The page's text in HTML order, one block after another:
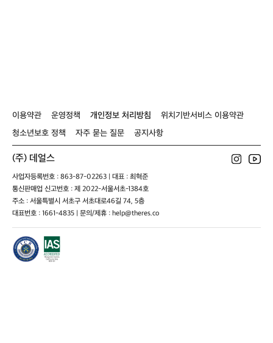
이용약관 운영정책 개인정보 처리방침
위치기반서비스 이용약관
청소년보호 정책
자주 묻는 질문 공지사항
(주) 데얼스
사업자등록번호 : 863-87-02263 | 대표 : 최혁준
통신판매업 신고번호 : 제 2022-서울서초-1384호
주소 : 서울특별시 서초구 서초대로46길 74, 5층
대표번호 : 1661-4835 | 문의/제휴 : help@theres.co